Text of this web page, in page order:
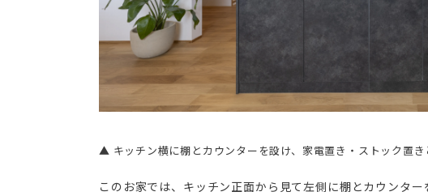
▲ キッチン横に棚とカウンターを設け、家電置き・ストック置き
このお家では、キッチン正面から見て左側に棚とカウンタ